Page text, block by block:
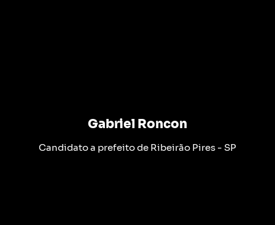
Gabriel Roncon
Candidato a prefeito de Ribeirão Pires - SP